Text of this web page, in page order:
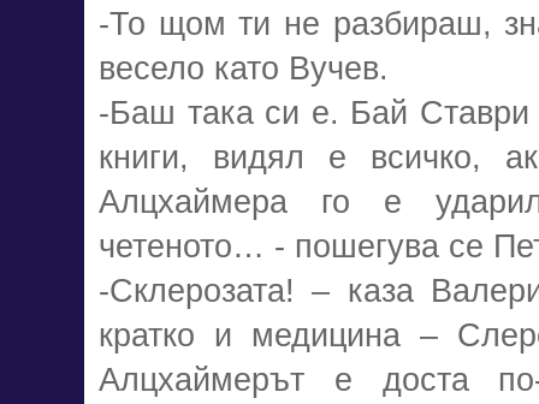
-То щом ти не разбираш,
весело като Вучев.
-Баш така си е. Бай Ставри
книги, видял е всичко,
Алцхаймера го е
четеното… - пошегува се
-Склерозата! – каза
кратко и медицина –
Алцхаймерът е доста